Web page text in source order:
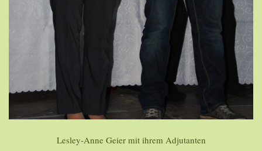
Lesley-Anne Geier mit ihrem Adjutanten